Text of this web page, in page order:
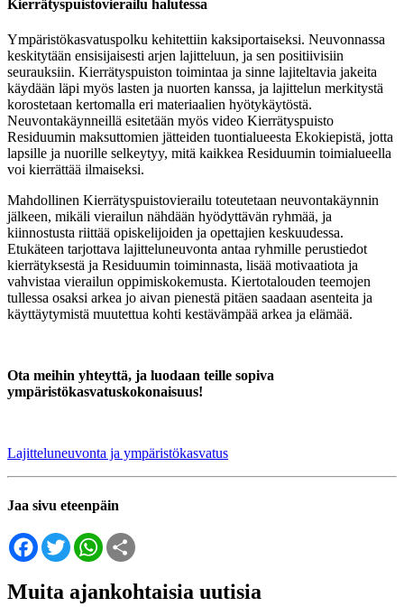
Kierrätyspuistovierailu halutessa
Ympäristökasvatuspolku kehitettiin kaksiportaiseksi. Neuvonnassa
keskitytään ensisijaisesti arjen lajitteluun, ja sen positiivisiin
seurauksiin. Kierrätyspuiston toimintaa ja sinne lajiteltavia jakeita
käydään läpi myös lasten ja nuorten kanssa, ja lajittelun merkitystä
korostetaan kertomalla eri materiaalien hyötykäytöstä.
Neuvontakäynneillä esitetään myös video Kierrätyspuisto
Residuumin maksuttomien jätteiden tuontialueesta Ekokiepistä, jotta
lapsille ja nuorille selkeytyy, mitä kaikkea Residuumin toimialueella
voi kierrättää ilmaiseksi.
Mahdollinen Kierrätyspuistovierailu toteutetaan neuvontakäynnin
jälkeen, mikäli vierailun nähdään hyödyttävän ryhmää, ja
kiinnostusta riittää opiskelijoiden ja opettajien keskuudessa.
Etukäteen tarjottava lajitteluneuvonta antaa ryhmille perustiedot
kierrätyksestä ja Residuumin toiminnasta, lisää motivaatiota ja
vahvistaa vierailun oppimiskokemusta. Kiertotalouden teemojen
tullessa osaksi arkea jo aivan pienestä pitäen saadaan asenteita ja
käyttäytymistä muutettua kohti kestävämpää arkea ja elämää.
Ota meihin yhteyttä, ja luodaan teille sopiva
ympäristökasvatuskokonaisuus!
Lajitteluneuvonta ja ympäristökasvatus
Jaa sivu eteenpäin
FacebookTwitterWhatsApp
Muita ajankohtaisia uutisia